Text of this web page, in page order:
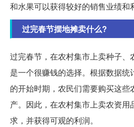
和水果可以获得较好的销售业绩和
过完春节摆地摊卖什么?
过完春节，在农村集市上卖种子、
是一个很赚钱的选择。根据数据统
的开始时期，农民们需要购买这些
产。因此，在农村集市上卖农资用
求，并获得可观的利润。